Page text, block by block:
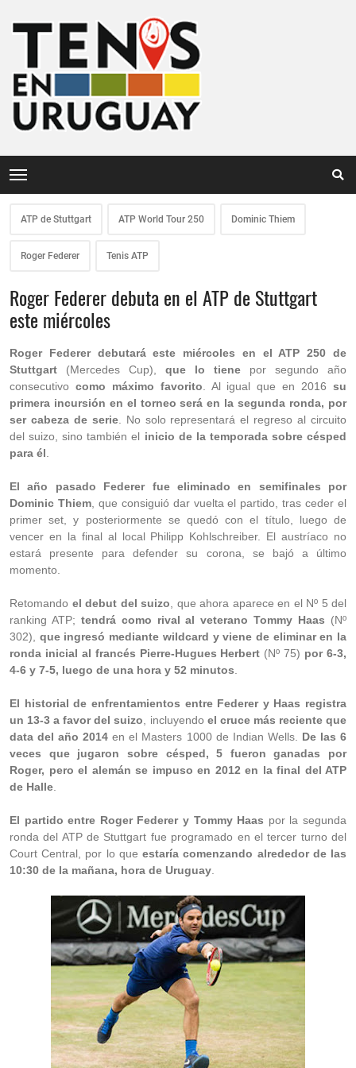
ATP de Stuttgart ATP World Tour 250 Dominic Thiem
Roger Federer Tenis ATP
Roger Federer debuta en el ATP de Stuttgart
este miércoles
Roger Federer debutará este miércoles en el ATP 250 de
Stuttgart (Mercedes Cup), que lo tiene por segundo año
consecutivo como máximo favorito . Al igual que en 2016su
primera incursión en el torneo será en la segunda ronda, por
ser cabeza de serie. No solo representará el regreso al circuito
del suizo, sino también el inicio de la temporada sobre césped
para él
El año pasado Federer fue eliminado en semifinales por
Dominic Thiem, que consiguió dar vuelta el partido, tras ceder el
primer set, y posteriormente se quedó con el título, luego de
vencer en la final al local Philipp Kohlschreiber. El austríaco no
estará presente para defender su corona, se bajó a último
momento.
Retomando el debut del suizo , que ahora aparece en el Nº 5 del
ranking ATP; tendrá como rival al veterano Tommy Haas (Nº
302), que ingresó mediante wildcard y viene de eliminar en la
ronda inicial al francés Pierre-Hugues Herbert (Nº 75) por 6-3,
4-6 y 7-5, luego de una hora y 52 minutos
El historial de enfrentamientos entre Federer y Haas registra
un 13-3 a favor del suizo , incluyendo el cruce más reciente que
data del año 2014 en el Masters 1000 de Indian Wells. De las 6
veces que jugaron sobre césped, 5 fueron ganadas por
Roger, pero el alemán se impuso en 2012 en la final del ATP
de Halle
El partido entre Roger Federer y Tommy Haas por la segunda
ronda del ATP de Stuttgart fue programado en el tercer turno del
Court Central, por lo queestaría comenzando alrededor de las
10:30 de la mañana, hora de Uruguay